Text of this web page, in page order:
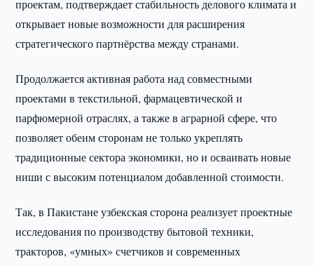
проектам, подтверждает стабильность делового климата и
открывает новые возможности для расширения
стратегического партнёрства между странами.
Продолжается активная работа над совместными
проектами в текстильной, фармацевтической и
парфюмерной отраслях, а также в аграрной сфере, что
позволяет обеим сторонам не только укреплять
традиционные сектора экономики, но и осваивать новые
ниши с высоким потенциалом добавленной стоимости.
Так, в Пакистане узбекская сторона реализует проектные
исследования по производству бытовой техники,
тракторов, «умных» счетчиков и современных